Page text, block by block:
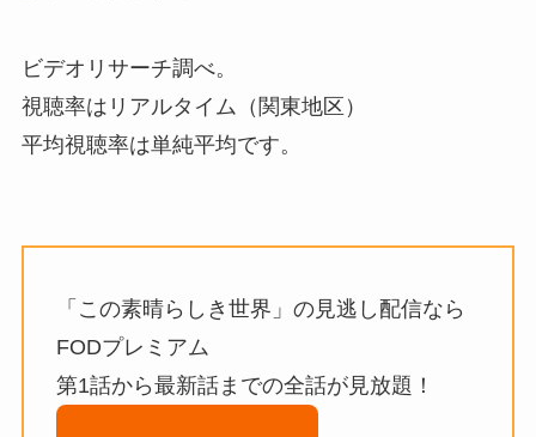
ビデオリサーチ調べ。
視聴率はリアルタイム（関東地区）
平均視聴率は単純平均です。
「この素晴らしき世界」の見逃し配信なら
FODプレミアム
第1話から最新話までの全話が見放題！